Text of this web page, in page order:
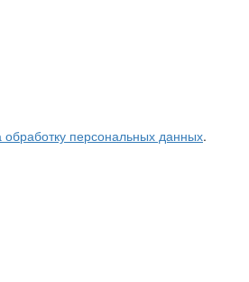
обработку персональных данных.